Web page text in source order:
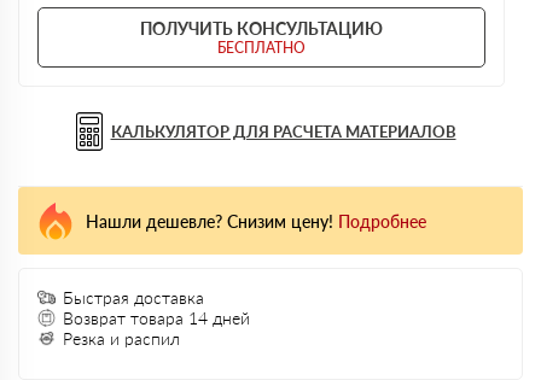
ПОЛУЧИТЬ КОНСУЛЬТАЦИЮ
БЕСПЛАТНО
КАЛЬКУЛЯТОР ДЛЯ РАСЧЕТА МАТЕРИАЛОВ
Быстрая доставка
Возврат товара 14 дней
Резка и распил
Нашли дешевле? Снизим цену! Подробнее